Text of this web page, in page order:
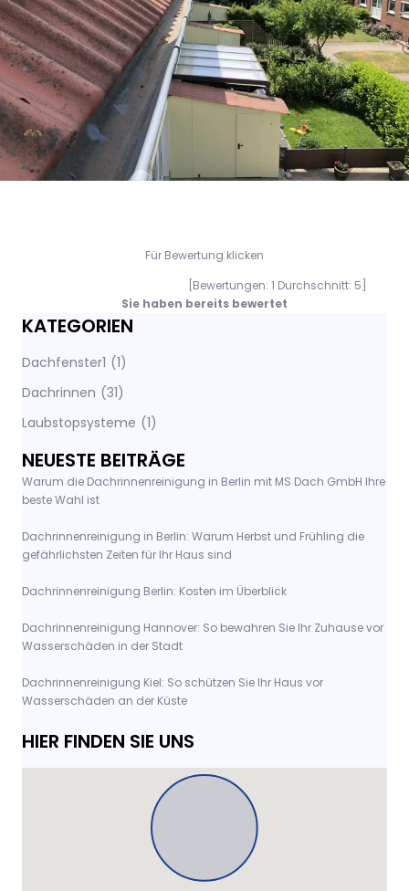
Für Bewertung klicken
[Bewertungen: 1 Durchschnitt: 5
Sie haben bereits bewertet
KATEGORIEN
Dachfenster1 (1)
Dachrinnen (31)
Laubstopsysteme (1)
NEUESTE BEITRÄGE
Warum die Dachrinnenreinigung in Berlin mit MS Dach GmbH Ihre
beste Wahl ist
Dachrinnenreinigung in Berlin: Warum Herbst und Frühling die
gefährlichsten Zeiten für Ihr Haus sind
Dachrinnenreinigung Berlin: Kosten im Überblick
Dachrinnenreinigung Hannover: So bewahren Sie Ihr Zuhause vor
Wasserschäden in der Stadt
Dachrinnenreinigung Kiel: So schützen Sie Ihr Haus vor
Wasserschäden an der Küste
HIER FINDEN SIE UNS